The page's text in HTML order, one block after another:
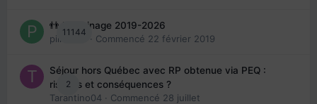
11144
👬 Parrainage 2019-2026
piinoush · Commencé 22 février 2019
2
Séjour hors Québec avec RP obtenue via PEQ :
risques et conséquences ?
Tarantino04 · Commencé 28 juillet